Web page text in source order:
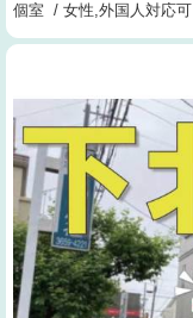
個室 / 女性,外国人対応可